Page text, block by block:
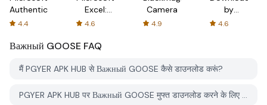
Authenticator
4.4
Excel:
Spreadsheets
4.6
Camera
4.9
by
AFTVnews
4.6
Важный GOOSE FAQ
मैं PGYER APK HUB से Важный GOOSE कैसे डाउनलोड करूं?
PGYER APK HUB पर Важный GOOSE मुफ्त डाउनलोड करने के लिए है?